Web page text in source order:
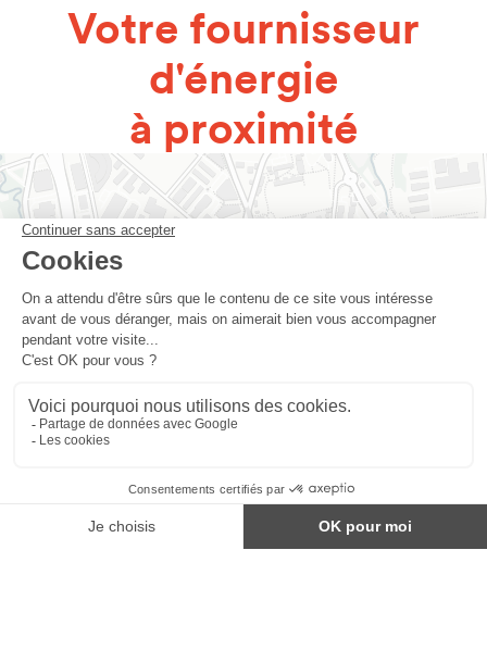
Votre fournisseur
d'énergie
à proximité
Espace Conseils
SIE SA - Siège Social
Ch. de la Gottrause 11
1023 Crissier